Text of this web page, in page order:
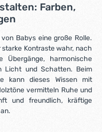
naturbelassen 2x
mm mint 2x Holzperle
2x Holzperle 12 mm
2x Holzperle 15 mm
babyblau 2x Holzperle 18
mm mint 2x Holzlinsen
Hexagonperle 16 mm
Wolke weiß 2x
Größe S babyblau
(groß) 2xDas Bastelset
und
ergänzt
Farben,
Babys eine große Rolle.
Kontraste wahr, nach
harmonische
Licht und Schatten. Beim
kann dieses Wissen mit
vermitteln Ruhe und
und freundlich, kräftige